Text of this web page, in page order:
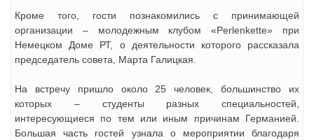
Кроме того, гости познакомились с принимающей
организации – молодежным клубом «Perlenkette» при
Немецком Доме РТ, о деятельности которого рассказала
председатель совета, Марта Галицкая.
На встречу пришло около 25 человек, большинство их
которых – студенты разных специальностей,
интересующиеся по тем или иным причинам Германией.
Большая часть гостей узнала о мероприятии благодаря